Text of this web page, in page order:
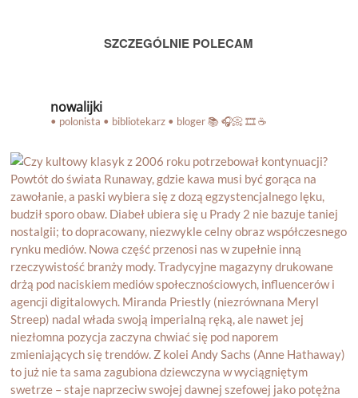
SZCZEGÓLNIE POLECAM
nowalijki
• polonista • bibliotekarz • bloger📚 🎧📀 🎞️ ☕️